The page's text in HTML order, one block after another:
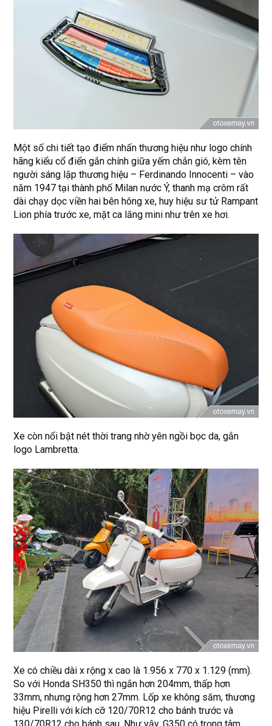
Một số chi tiết tạo điểm nhấn thương hiệu như logo chính
hãng kiểu cổ điển gắn chính giữa yếm chắn gió, kèm tên
người sáng lập thương hiệu – Ferdinando Innocenti – vào
năm 1947 tại thành phố Milan nước Ý, thanh mạ crôm rất
dài chạy dọc viền hai bên hông xe, huy hiệu sư tử Rampant
Lion phía trước xe, mặt ca lăng mini như trên xe hơi.
Xe còn nổi bật nét thời trang nhờ yên ngồi bọc da, gắn
logo Lambretta.
Xe có chiều dài x rộng x cao là 1.956 x 770 x 1.129 (mm).
So với Honda SH350 thì ngắn hơn 204mm, thấp hơn
33mm, nhưng rộng hơn 27mm. Lốp xe không săm, thương
hiệu Pirelli với kích cỡ 120/70R12 cho bánh trước và